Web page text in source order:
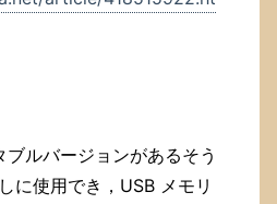
ルバージョンがあるそう
に使用でき，USB メモリ